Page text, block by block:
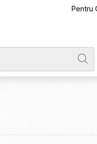
Pentru